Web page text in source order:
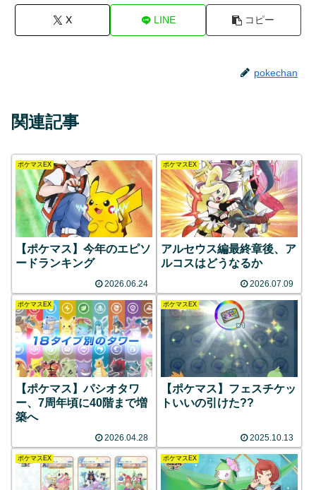
X LINE コピー
pokechan
関連記事
ポケマスEX
【ポケマス】今年のエピソ
ードランキング
2026.06.24
ポケマスEX
アルセウス編最終章後、ア
ルコスはどうなるか
2026.07.09
ポケマスEX
【ポケマス】パシオタワ
ー、7周年頃に40階まで増
築へ
2026.04.28
ポケマスEX
【ポケマス】フェスチケッ
トいいの引けた??
2025.10.13
ポケマスEX ポケマスEX